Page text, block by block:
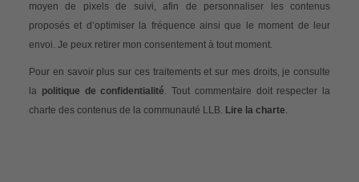
moyen de pixels de suivi, afin de personnaliser les contenus
proposés et d’optimiser la fréquence ainsi que le moment de leur
envoi. Je peux retirer mon consentement à tout moment.
Pour en savoir plus sur ces traitements et sur mes droits, je consulte
la politique de confidentialité. Tout commentaire doit respecter la
charte des contenus de la communauté LLB. Lire la charte.